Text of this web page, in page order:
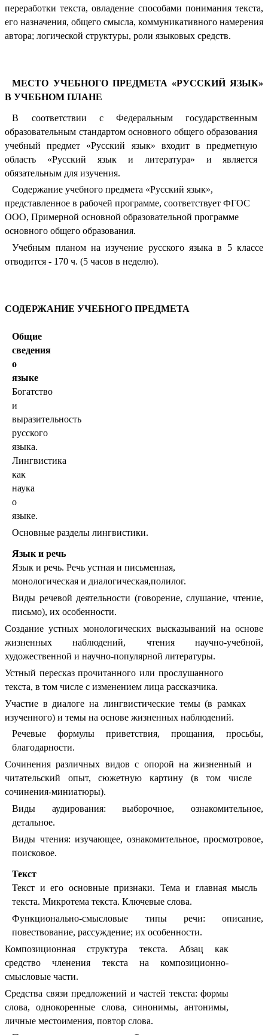
переработки текста, овладение способами понимания текста,
его назначения, общего смысла, коммуникативного намерения
автора; логической структуры, роли языковых средств.
МЕСТО УЧЕБНОГО ПРЕДМЕТА «РУССКИЙ ЯЗЫК»
В УЧЕБНОМ ПЛАНЕ
В соответствии с Федеральным государственным
образовательным стандартом основного общего образования
учебный предмет «Русский язык» входит в предметную
область «Русский язык и литература» и является
обязательным для изучения.
Содержание учебного предмета «Русский язык»,
представленное в рабочей программе, соответствует ФГОС
ООО, Примерной основной образовательной программе
основного общего образования.
Учебным планом на изучение русского языка в 5 классе
отводится - 170 ч. (5 часов в неделю).
СОДЕРЖАНИЕ УЧЕБНОГО ПРЕДМЕТА
Общие
сведения
о
языке
Богатство
и
выразительность
русского
языка.
Лингвистика
как
наука
о
языке.
Основные разделы лингвистики.
Язык и речь
Язык и речь. Речь устная и письменная,
монологическая и диалогическая,полилог.
Виды речевой деятельности (говорение, слушание, чтение,
письмо), их особенности.
Создание устных монологических высказываний на основе
жизненных наблюдений, чтения научно-учебной,
художественной и научно-популярной литературы.
Устный пересказ прочитанного или прослушанного
текста, в том числе с изменением лица рассказчика.
Участие в диалоге на лингвистические темы (в рамках
изученного) и темы на основе жизненных наблюдений.
Речевые формулы приветствия, прощания, просьбы,
благодарности.
Сочинения различных видов с опорой на жизненный и
читательский опыт, сюжетную картину (в том числе
сочинения-миниатюры).
Виды аудирования: выборочное, ознакомительное,
детальное.
Виды чтения: изучающее, ознакомительное, просмотровое,
поисковое.
Текст
Текст и его основные признаки. Тема и главная мысль
текста. Микротема текста. Ключевые слова.
Функционально-смысловые типы речи: описание,
повествование, рассуждение; их особенности.
Композиционная структура текста. Абзац как
средство членения текста на композиционно-
смысловые части.
Средства связи предложений и частей текста: формы
слова, однокоренные слова, синонимы, антонимы,
личные местоимения, повтор слова.